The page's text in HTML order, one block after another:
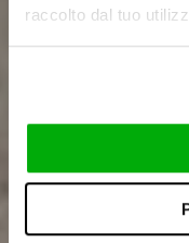
raccolto dal tuo